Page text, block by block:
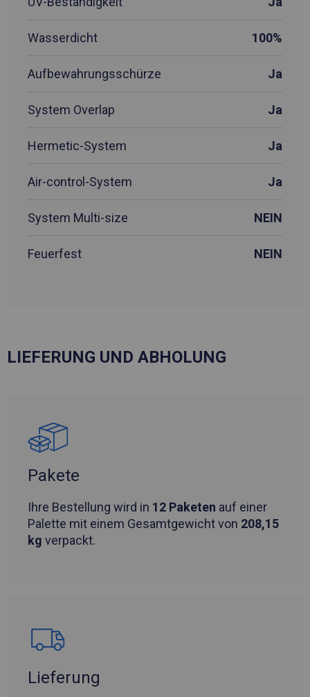
Wasserdicht 100%
Aufbewahrungsschürze Ja
System Overlap Ja
Hermetic-System Ja
Air-control-System Ja
System Multi-size NEIN
Feuerfest NEIN
LIEFERUNG UND ABHOLUNG
Pakete
Ihre Bestellung wird in 12 Paketen auf einer
Palette mit einem Gesamtgewicht von 208,15
kg verpackt.
Lieferung